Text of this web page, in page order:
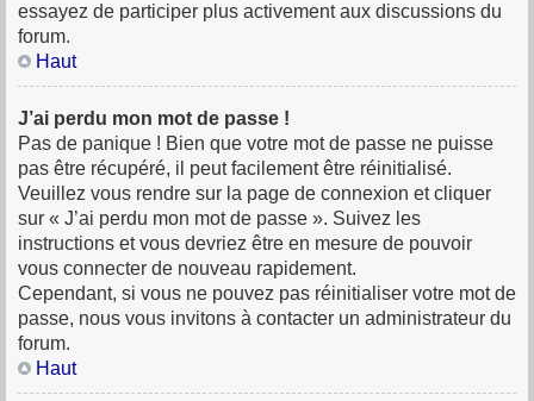
essayez de participer plus activement aux discussions du
forum.
Haut
J’ai perdu mon mot de passe !
Pas de panique ! Bien que votre mot de passe ne puisse
pas être récupéré, il peut facilement être réinitialisé.
Veuillez vous rendre sur la page de connexion et cliquer
sur « J’ai perdu mon mot de passe ». Suivez les
instructions et vous devriez être en mesure de pouvoir
vous connecter de nouveau rapidement.
Cependant, si vous ne pouvez pas réinitialiser votre mot de
passe, nous vous invitons à contacter un administrateur du
forum.
Haut